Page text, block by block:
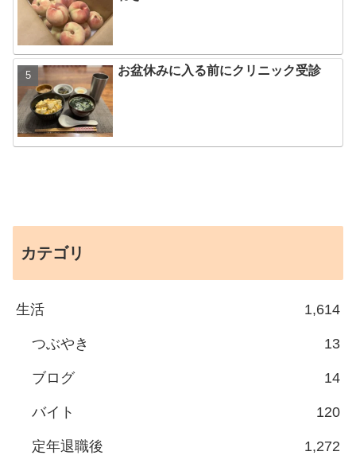
お盆休みに入る前にクリニック受診
カテゴリ
生活 1,614
つぶやき 13
ブログ 14
バイト 120
定年退職後 1,272